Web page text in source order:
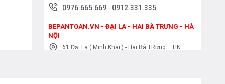
0976.665.669 - 0912.331.335
BEPANTOAN.VN - ĐẠI LA - HAI BÀ TRƯNG - HÀ
NỘI
61 Đại La ( Minh Khai ) - Hai Bà TRưng – HN